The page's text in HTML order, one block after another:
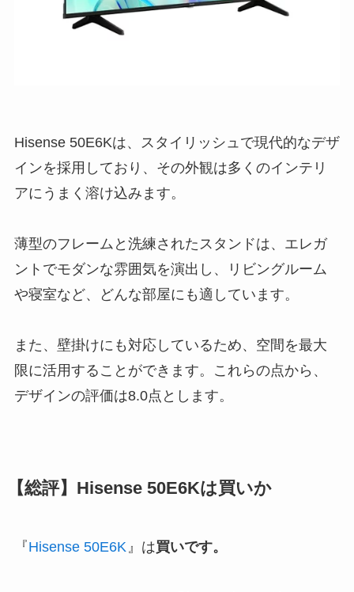
Hisense 50E6Kは、 スタイリッシュで現代的なデザ
インを採用しており、その外観は多くのインテリ
アにうまく溶け込みます。
薄型のフレームと洗練されたスタンドは、エレガ
ントでモダンな雰囲気を演出し、リビングルーム
や寝室など、どんな部屋にも適しています。
また、壁掛けにも対応しているため、空間を最大
限に活用することができます。これらの点から、
デザインの評価は8.0点とします。
【総評】Hisense 50E6Kは買いか
『Hisense 50E6K』は買いです。